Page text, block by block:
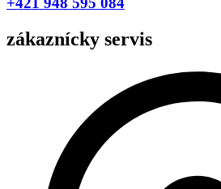
zákaznícky servis